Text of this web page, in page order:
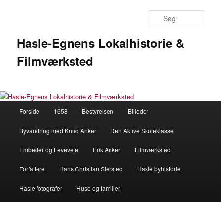
Hasle-Egnens Lokalhistorie &
Filmværksted
Forside 1658 Bestyrelsen Billeder
Byvandring med Knud Anker Den Aktive Skoleklasse
Embeder og Leveveje Erik Anker Filmværksted
Forfattere Hans Christian Siersted Hasle byhistorie
Hasle fotografer Huse og familier